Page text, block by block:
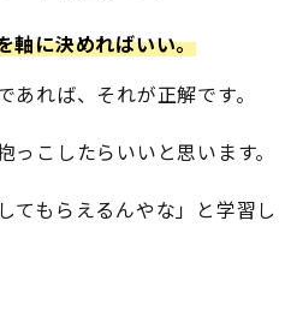
軸に決めればいい。
れば、それが正解です。
こしたらいいと思います。
てもらえるんやな」と学習し